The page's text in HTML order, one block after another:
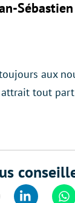
aux
tout